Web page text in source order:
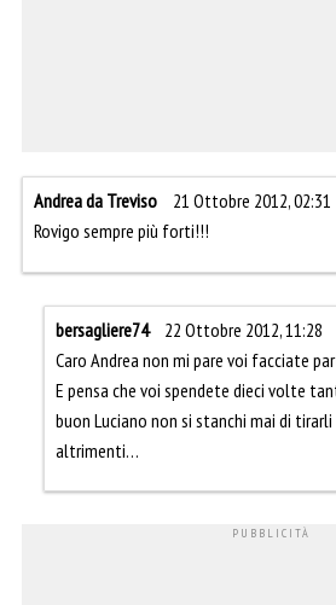
Andrea da Treviso
21 Ottobre 2012, 02:31
Rovigo sempre più forti!!!
bersagliere74
22 Ottobre 2012, 11:28
Caro Andrea non mi pare voi facciate
E pensa che voi spendete dieci volte
buon Luciano non si stanchi mai di
altrimenti…